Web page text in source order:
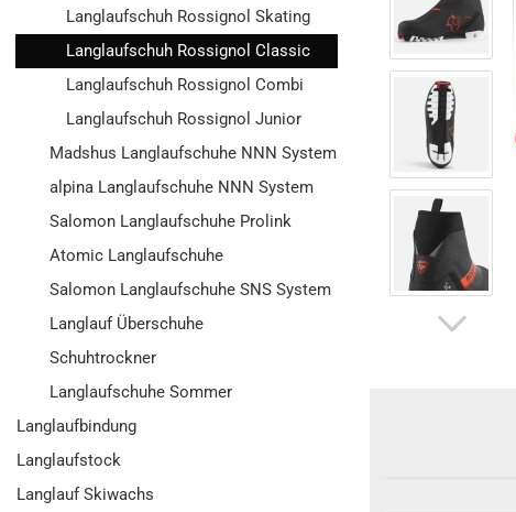
Langlaufschuh Rossignol Skating
Langlaufschuh Rossignol Classic
Langlaufschuh Rossignol Combi
Langlaufschuh Rossignol Junior
Madshus Langlaufschuhe NNN System
alpina Langlaufschuhe NNN System
Salomon Langlaufschuhe Prolink
Atomic Langlaufschuhe
Salomon Langlaufschuhe SNS System
Langlauf Überschuhe
Schuhtrockner
Langlaufschuhe Sommer
Langlaufbindung
Langlaufstock
Langlauf Skiwachs